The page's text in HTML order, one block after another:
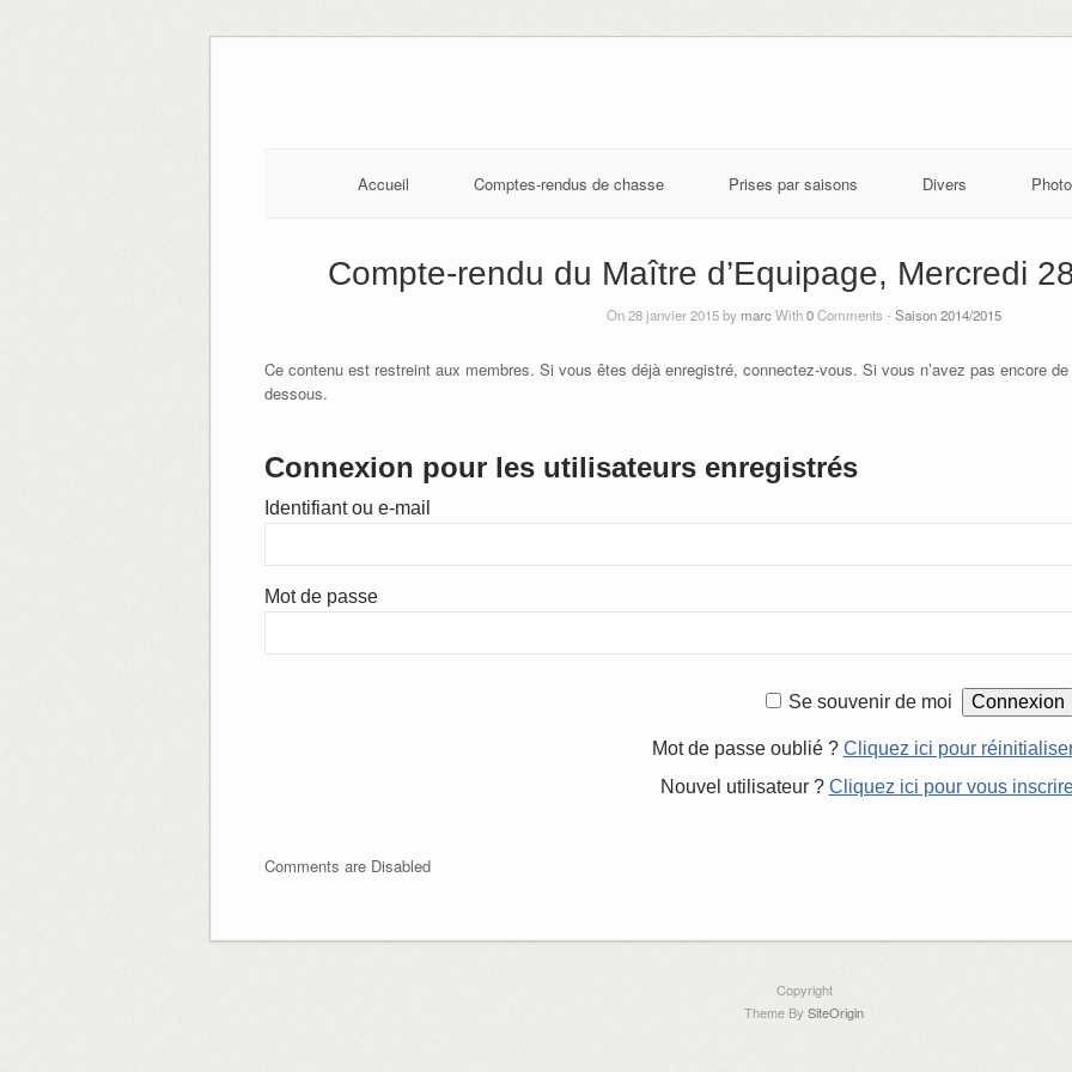
Accueil Comptes-rendus de chasse Prises par saisons Divers
Compte-rendu du Maître d’Equipage, Mercredi
On 28 janvier 2015 by marcWith0Comments - Saison 2014/2015
Ce contenu est restreint aux membres. Si vous êtes déjà enregistré, connectez-vous. Si vous n’avez pas encore
dessous.
Connexion pour les utilisateurs enregistrés
Identifiant ou e-mail
Mot de passe
Se souvenir de moi
Mot de passe oublié ? Cliquez ici pour
Nouvel utilisateur ? Cliquez ici pour vous
Comments are Disabled
Copyright
Theme By SiteOrigin